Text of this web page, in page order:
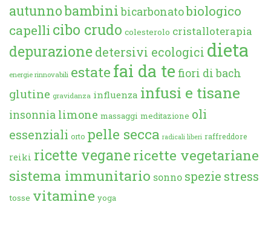
autunnobambini bicarbonatobiologico
capelli cibo crudo colesterolo cristalloterapia
depurazione detersivi ecologici dieta
energie rinnovabili estate fai da te fiori di bach
glutine gravidanza influenza infusi e tisane
insonnia limone massaggi meditazione oli
essenziali orto pelle secca radicali liberi raffreddore
reiki ricette veganericette vegetariane
sistema immunitario sonno spezie stress
tosse vitamine yoga